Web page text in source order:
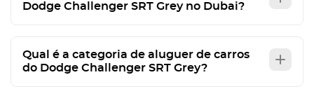
Dodge Challenger SRT Grey no Dubai?
Qual é a categoria de aluguer de carros
do Dodge Challenger SRT Grey?